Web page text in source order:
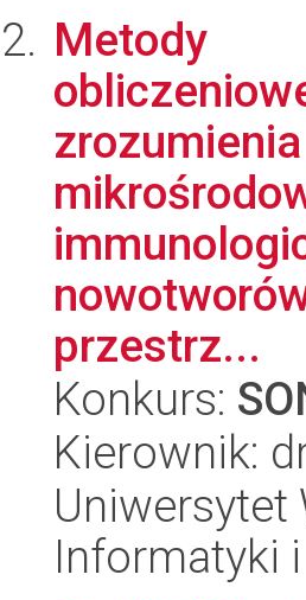
Metody
zrozumienia
przestrz...
Konkurs:
Kierownik:
Uniwersytet
Informatyki